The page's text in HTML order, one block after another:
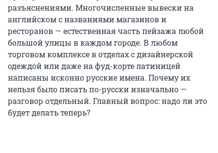
разъяснениями. Многочисленные вывески на
английском с названиями магазинов и
ресторанов — естественная часть пейзажа любой
большой улицы в каждом городе. В любом
торговом комплексе в отделах с дизайнерской
одеждой или даже на фуд-корте латиницей
написаны исконно русские имена. Почему их
нельзя было писать по-русски изначально —
разговор отдельный. Главный вопрос: надо ли это
будет делать теперь?